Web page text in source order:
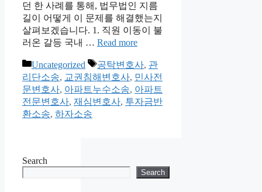
던 한 사례를 통해, 법무법인 지름
길이 어떻게 이 문제를 해결했는지
살펴보겠습니다. 1. 직원 이동이 불
러온 갈등 국내 … Read more
Categories
Uncategorized Tags
공탁변호사, 관
리단소송, 교권침해변호사, 민사전
문변호사, 아파트누수소송, 아파트
전문변호사, 재심변호사, 투자금반
환소송, 하자소송
Search
Search